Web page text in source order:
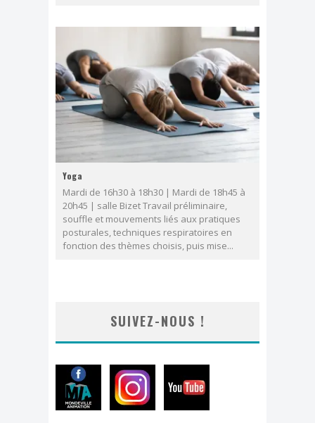
Yoga
Mardi de 16h30 à 18h30 | Mardi de 18h45 à
20h45 | salle Bizet Travail préliminaire,
souffle et mouvements liés aux pratiques
posturales, techniques respiratoires en
fonction des thèmes choisis, puis mise...
SUIVEZ-NOUS !